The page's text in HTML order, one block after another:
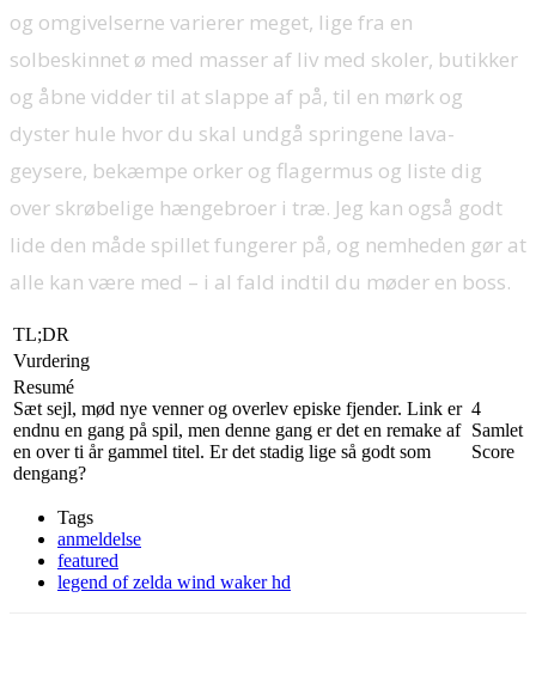
og omgivelserne varierer meget, lige fra en
solbeskinnet ø med masser af liv med skoler, butikker
og åbne vidder til at slappe af på, til en mørk og
dyster hule hvor du skal undgå springene lava-
geysere, bekæmpe orker og flagermus og liste dig
over skrøbelige hængebroer i træ. Jeg kan også godt
lide den måde spillet fungerer på, og nemheden gør at
alle kan være med – i al fald indtil du møder en boss.
TL;DR
Vurdering
Resumé
Sæt sejl, mød nye venner og overlev episke fjender. Link er
endnu en gang på spil, men denne gang er det en remake af
en over ti år gammel titel. Er det stadig lige så godt som
dengang?
4
Samlet
Score
Tags
anmeldelse
featured
legend of zelda wind waker hd